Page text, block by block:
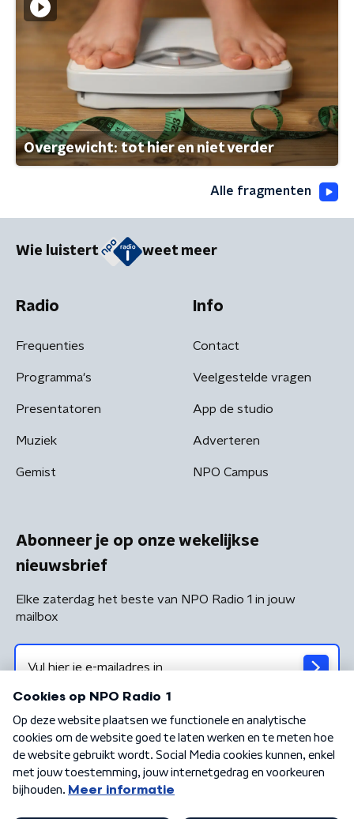
Overgewicht: tot hier en niet verder
Alle fragmenten
Wie luistert weet meer
Radio
Frequenties
Programma's
Presentatoren
Muziek
Gemist
Info
Contact
Veelgestelde vragen
App de studio
Adverteren
NPO Campus
Abonneer je op onze wekelijkse
nieuwsbrief
Elke zaterdag het beste van NPO Radio 1 in jouw
mailbox
Algemene voorwaarden